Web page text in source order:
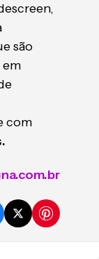
são
em
com